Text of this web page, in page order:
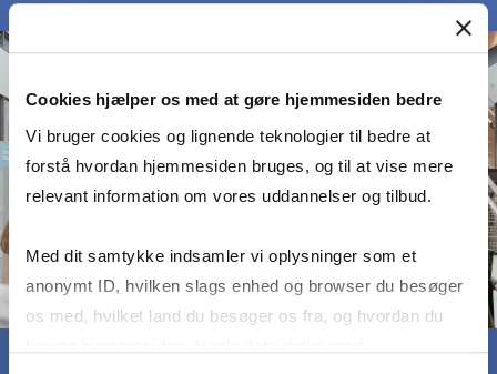
Cookies hjælper os med at gøre hjemmesiden bedre
Vi bruger cookies og lignende teknologier til bedre at
forstå hvordan hjemmesiden bruges, og til at vise mere
relevant information om vores uddannelser og tilbud.
Med dit samtykke indsamler vi oplysninger som et
anonymt ID, hvilken slags enhed og browser du besøger
os med, hvilket land du besøger os fra, og hvordan du